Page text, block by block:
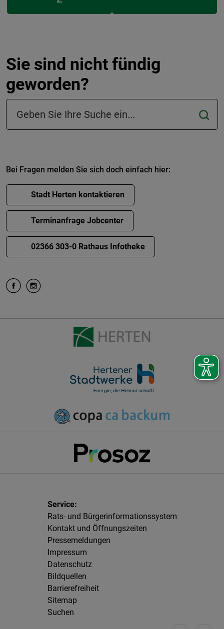
Sie sind nicht fündig
geworden?
Suchfeld in der Fußzeile
Bei Fragen melden Sie sich doch einfach hier:
Stadt Herten kontaktieren
Terminanfrage Jobcenter
02366 303-0 Rathaus Infotheke
Rats- und Bürgerinformationssystem
Kontakt und Öffnungszeiten
Pressemeldungen
Impressum
Datenschutz
Bildquellen
Barrierefreiheit
Sitemap
Suchen